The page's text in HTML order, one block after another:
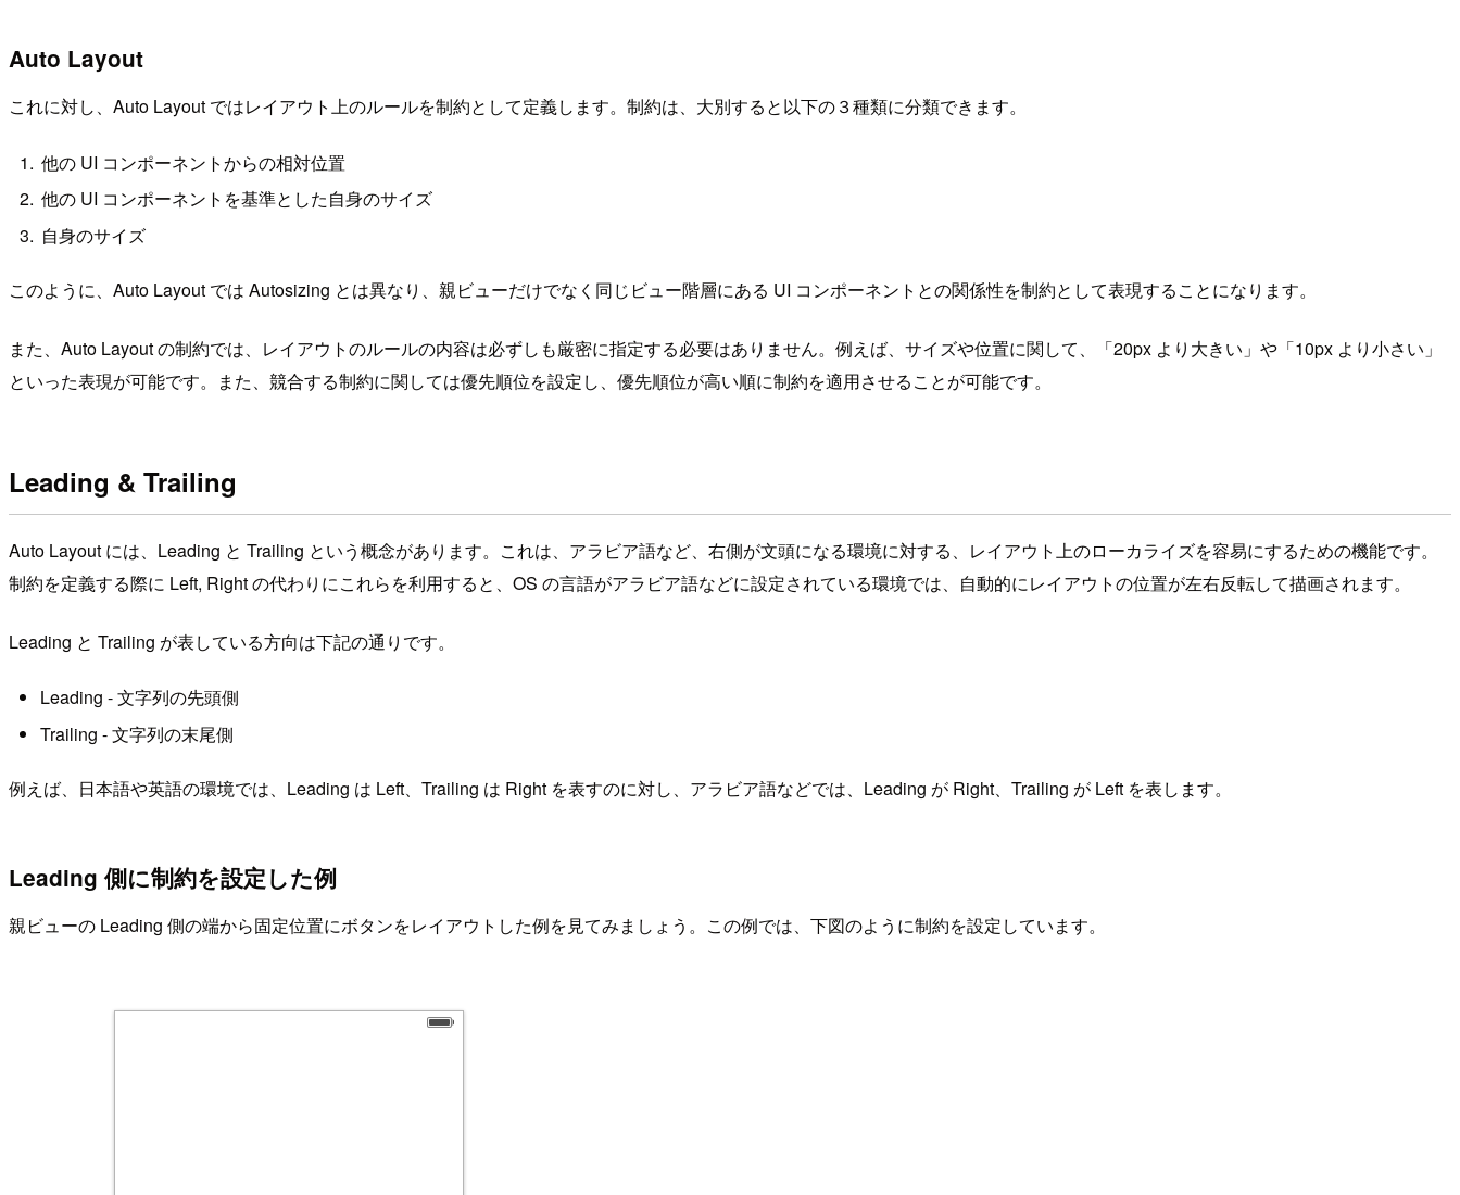
Auto Layout
これに対し、Auto Layout ではレイアウト上のルールを制約として定義します。制約は、大別すると以下の３種類に分類できます。
他の UI コンポーネントからの相対位置
他の UI コンポーネントを基準とした自身のサイズ
自身のサイズ
このように、Auto Layout では Autosizing とは異なり、親ビューだけでなく同じビュー階層にある UI コンポーネントとの関係性を制約として表現することになります。
また、Auto Layout の制約では、レイアウトのルールの内容は必ずしも厳密に指定する必要はありません。例えば、サイズや位置に関して、「20px より大きい」や「10px より小さい」
といった表現が可能です。また、競合する制約に関しては優先順位を設定し、優先順位が高い順に制約を適用させることが可能です。
Leading & Trailing
Auto Layout には、Leading と Trailing という概念があります。これは、アラビア語など、右側が文頭になる環境に対する、レイアウト上のローカライズを容易にするための機能です。
制約を定義する際に Left, Right の代わりにこれらを利用すると、OS の言語がアラビア語などに設定されている環境では、自動的にレイアウトの位置が左右反転して描画されます。
Leading と Trailing が表している方向は下記の通りです。
Leading - 文字列の先頭側
Trailing - 文字列の末尾側
例えば、日本語や英語の環境では、Leading は Left、Trailing は Right を表すのに対し、アラビア語などでは、Leading が Right、Trailing が Left を表します。
Leading 側に制約を設定した例
親ビューの Leading 側の端から固定位置にボタンをレイアウトした例を見てみましょう。この例では、下図のように制約を設定しています。